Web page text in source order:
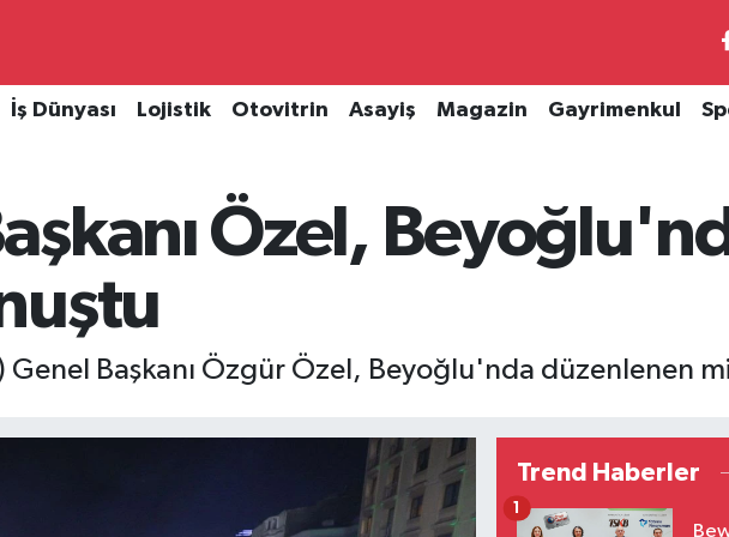
İş Dünyası Lojistik Otovitrin Asayiş Magazin Gayrimenkul
Özel,
Genel Başkanı Özgür Özel, Beyoğlu'nda düzenlenen
Trend Haberler
1